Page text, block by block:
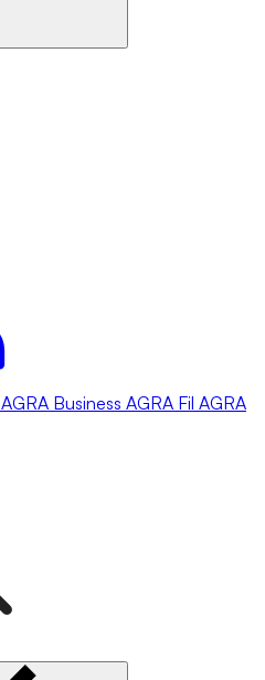
AGRA Business AGRA Fil AGRA